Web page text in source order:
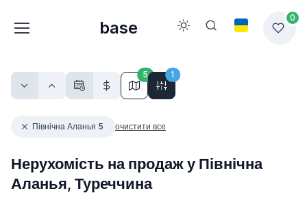
base
0
5 1
Північна Аланья 5 очистити все
Нерухомість на продаж у Північна
Аланья, Туреччина